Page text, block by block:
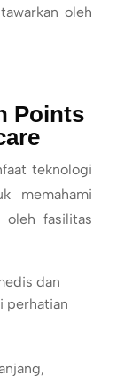
oleh
Points
teknologi
memahami
oleh fasilitas
dan
perhatian